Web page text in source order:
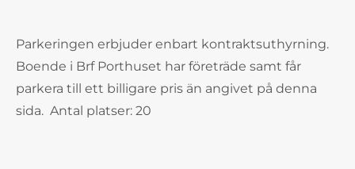
Parkeringen erbjuder enbart kontraktsuthyrning.
Boende i Brf Porthuset har företräde samt får
parkera till ett billigare pris än angivet på denna
sida. Antal platser: 20